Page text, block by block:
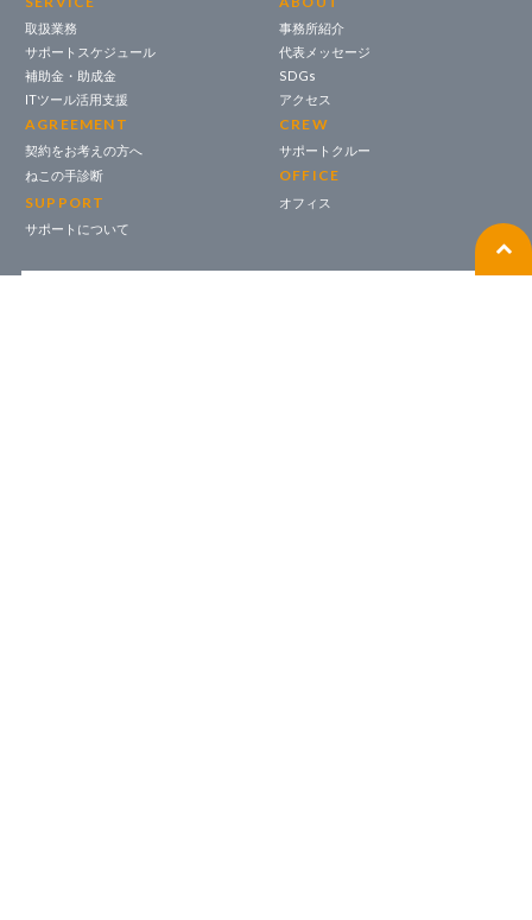
取扱業務
事務所紹介
サポートスケジュール
代表メッセージ
補助金・助成金
SDGs
ITツール活用支援
アクセス
AGREEMENT CREW
契約をお考えの方へ
サポートクルー
ねこの手診断
OFFICE
SUPPORT
オフィス
サポートについて